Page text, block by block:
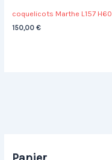
coquelicots Marthe L157 H60
150,00 €